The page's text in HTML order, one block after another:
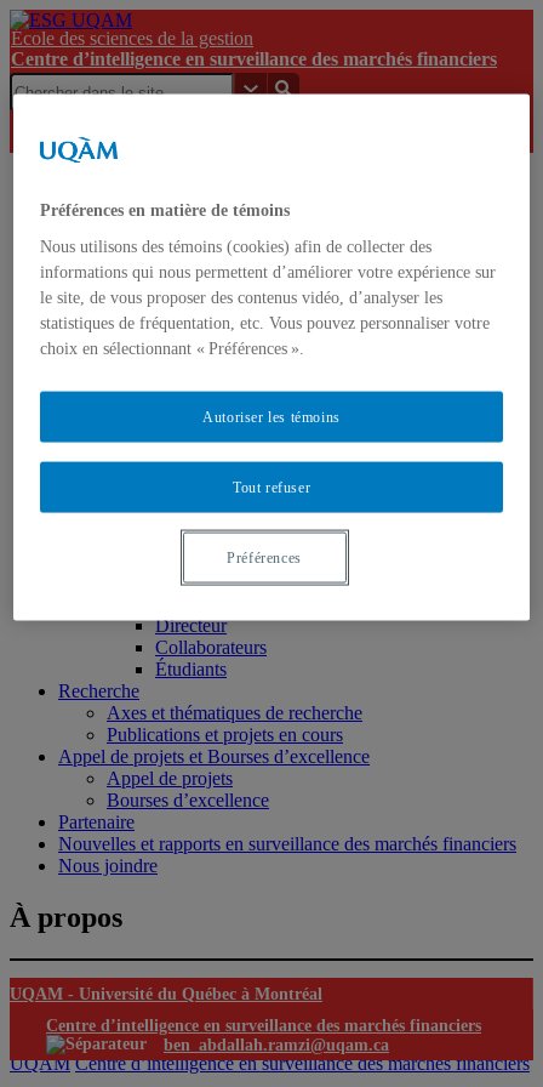
École des sciences de la gestion
Centre d’intelligence en surveillance des marchés financiers
UQAM
ESG
UQAM
d’intelligence
en
surveillance
des marchés
financiers
Centre d’intelligence en surveillance des marchés
Mission
Gouvernance
Comité de direction
Comité scientifique
Directeur
Collaborateurs
Étudiants
Recherche
Axes et thématiques de recherche
Publications et projets en cours
Appel de projets et Bourses d’excellence
Appel de projets
Bourses d’excellence
Partenaire
Nouvelles et rapports en surveillance des marchés financiers
Nous joindre
À propos
UQAM - Université du Québec à Montréal
Centre d’intelligence en surveillance des marchés financiers
ben_abdallah.ramzi@uqam.ca
UQAM Centre d’intelligence en surveillance des marchés financiers
Préférences en matière de témoins
Nous utilisons des témoins (cookies) afin de collecter des
informations qui nous permettent d’améliorer votre expérience sur
le site, de vous proposer des contenus vidéo, d’analyser les
statistiques de fréquentation, etc. Vous pouvez personnaliser votre
choix en sélectionnant « Préférences ».
Tout refuser
Autoriser les témoins
Préférences